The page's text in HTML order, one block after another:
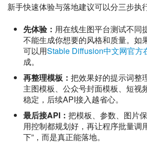
新手快速体验与落地建议可以分三步执
先体验： 用在线生图平台测试不同
不能生成你想要的风格和质量。如
可以用Stable Diffusion中文网官方
成。
再整理模板： 把效果好的提示词整
主图模板、公众号封面模板、短视
稳定，后续API接入越省心。
最后接API： 把模板、参数、图片
用控制都规划好，再让程序批量调
下”，而是真正能落地。